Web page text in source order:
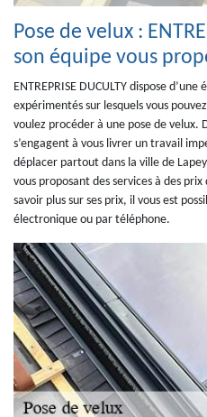
Pose de velux :
son équipe vous
ENTREPRISE DUCULTY dispose
expérimentés sur lesquels vous
voulez procéder à une pose de velux.
s’engagent à vous livrer un travail
déplacer partout dans la ville de
vous proposant des services à des
savoir plus sur ses prix, il vous est
électronique ou par téléphone.